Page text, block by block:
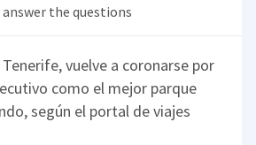
the questions
Tenerife, vuelve a coronarse por
como el mejor parque
según el portal de viajes